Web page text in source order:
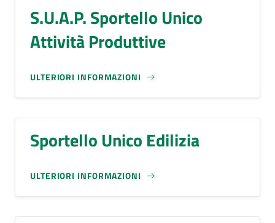
S.U.A.P. Sportello Unico
Attività Produttive
ULTERIORI INFORMAZIONI
Sportello Unico Edilizia
ULTERIORI INFORMAZIONI